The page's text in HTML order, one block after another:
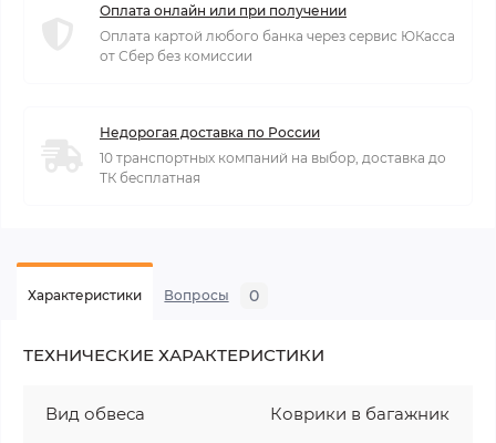
Оплата онлайн или при получении
Оплата картой любого банка через сервис ЮКасса
от Сбер без комиссии
Недорогая доставка по России
10 транспортных компаний на выбор, доставка до
ТК бесплатная
Характеристики Вопросы 0
ТЕХНИЧЕСКИЕ ХАРАКТЕРИСТИКИ
Вид обвеса Коврики в багажник